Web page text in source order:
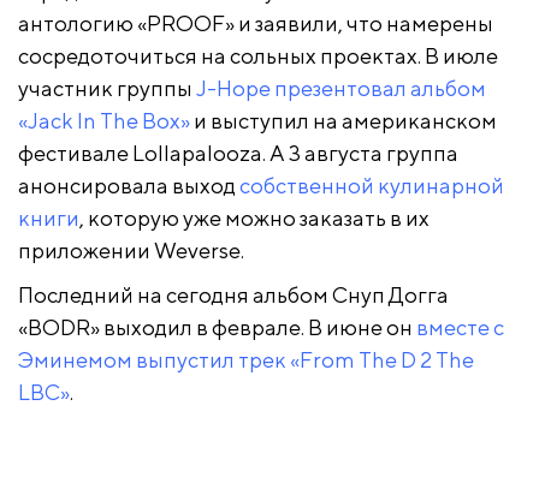
антологию «PROOF» и заявили, что намерены
сосредоточиться на сольных проектах. В июле
участник группы J-Hope презентовал альбом
«Jack In The Box»и выступил на американском
фестивале Lollapalooza. А 3 августа группа
анонсировала выходсобственной кулинарной
книги, которую уже можно заказать в их
приложении Weverse.
Последний на сегодня альбом Снуп Догга
«BODR» выходил в феврале. В июне он вместе с
Эминемом выпустил трек «From The D 2 The
LBC».